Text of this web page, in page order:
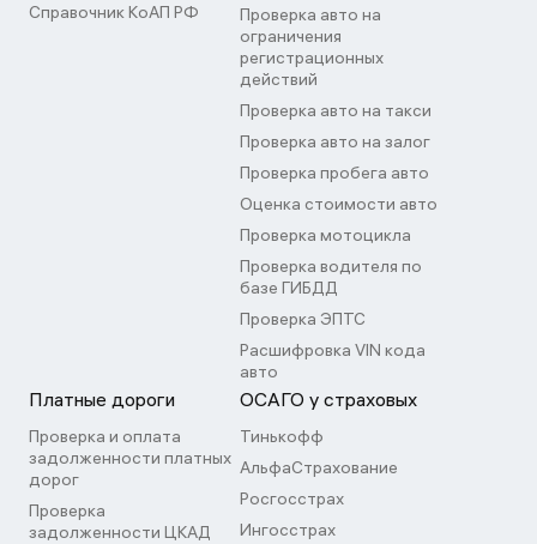
Справочник КоАП РФ
Проверка авто на
ограничения
регистрационных
действий
Проверка авто на такси
Проверка авто на залог
Проверка пробега авто
Оценка стоимости авто
Проверка мотоцикла
Проверка водителя по
базе ГИБДД
Проверка ЭПТС
Расшифровка VIN кода
авто
Платные дороги
Проверка и оплата
задолженности платных
дорог
Проверка
задолженности ЦКАД
ОСАГО у страховых
Тинькофф
АльфаСтрахование
Росгосстрах
Ингосстрах